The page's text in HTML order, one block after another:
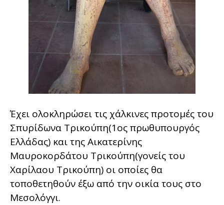
Έχει ολοκληρώσει τις χάλκινες προτομές του
Σπυρίδωνα Τρικούπη(1ος πρωθυπουργός
Ελλάδας) και της Αικατερίνης
Μαυροκορδάτου Τρικούπη(γονείς του
Χαρίλαου Τρικούπη) οι οποίες θα
τοποθετηθούν έξω από την οικία τους στο
Μεσολόγγι.